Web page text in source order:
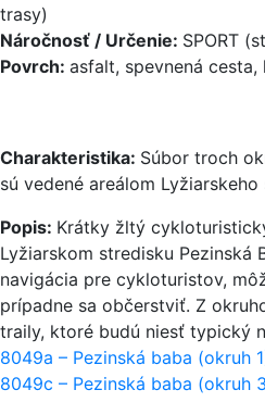
trasy)
Náročnosť / Určenie: SPORT
Povrch: asfalt, spevnená cesta,
Charakteristika: Súbor troch
sú vedené areálom
Popis: Krátky žltý
Lyžiarskom stredisku Pezinská
navigácia pre cykloturistov,
prípadne sa občerstviť. Z
traily, ktoré budú niesť typický
8049a – Pezinská baba (okruh
8049c – Pezinská baba (okruh